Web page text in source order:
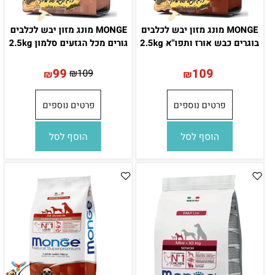
MONGE מונג מזון יבש לכלבים
בוגרים כבש אורז ותפו"א 2.5kg
₪109
פרטים נוספים
הוסף לסל
MONGE מונג מזון יבש לכלבים
גורים מכל הגזעים סלמון 2.5kg
₪109
₪99
פרטים נוספים
הוסף לסל